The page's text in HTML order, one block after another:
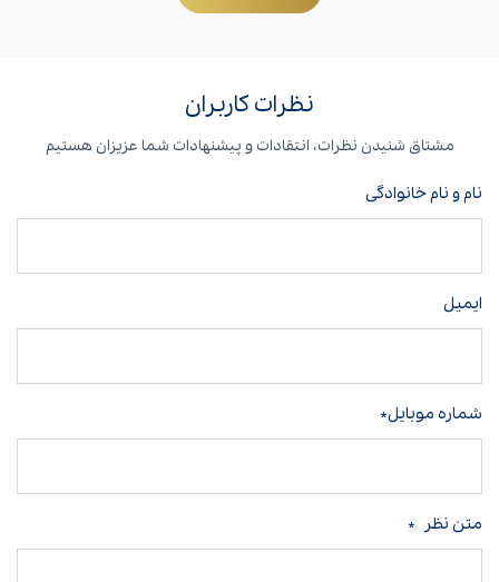
نظرات کاربران
مشتاق شنیدن نظرات، انتقادات و پیشنهادات شما عزیزان هستیم
نام و نام خانوادگی
ایمیل
شماره موبایل*
متن نظر *